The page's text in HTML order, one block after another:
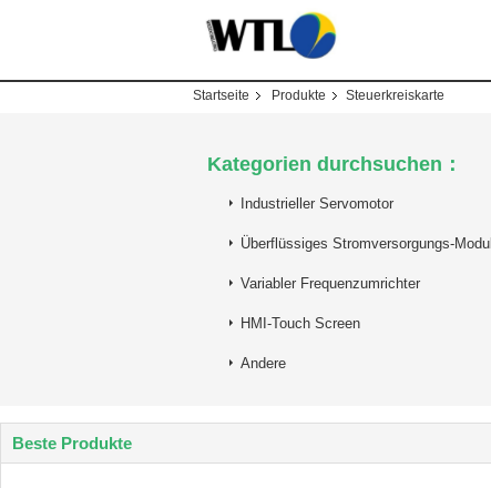
Startseite Produkte Steuerkreiskarte
Kategorien durchsuchen：
Industrieller Servomotor
Überflüssiges Stromversorgungs-Modul
Variabler Frequenzumrichter
HMI-Touch Screen
Andere
Beste Produkte